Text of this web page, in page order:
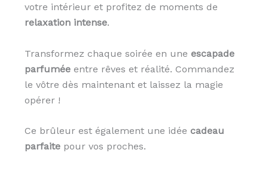
votre intérieur et profitez de moments de
relaxation intense.
Transformez chaque soirée en une escapade
parfuméeentre rêves et réalité. Commandez
le vôtre dès maintenant et laissez la magie
opérer !
Ce brûleur est également une idée cadeau
parfaitepour vos proches.